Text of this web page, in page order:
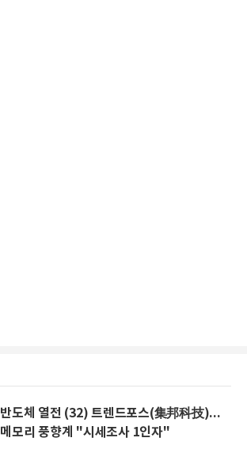
반도체 열전 (32) 트렌드포스(集邦科技)...
메모리 풍향계 "시세조사 1인자"